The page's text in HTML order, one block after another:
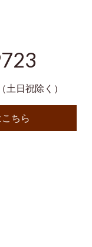
土日祝除く）
ちら